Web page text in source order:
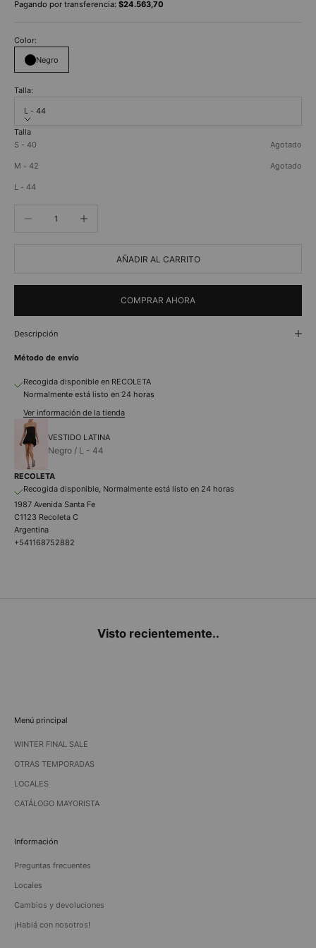
Pagando por transferencia: $24.563,70
Color:
Negro
Talla:
L - 44
Talla
S - 40
Agotado
M - 42 Agotado
L - 44
AÑADIR AL CARRITO
COMPRAR AHORA
Descripción
Método de envío
Recogida disponible en RECOLETA
Normalmente está listo en 24 horas
Ver información de la tienda
VESTIDO LATINA
Negro / L - 44
RECOLETA
Recogida disponible, Normalmente está listo en 24 horas
1987 Avenida Santa Fe
C1123 Recoleta C
Argentina
+541168752882
Visto recientemente..
Menú principal
WINTER FINAL SALE
OTRAS TEMPORADAS
LOCALES
CATÁLOGO MAYORISTA
Información
Preguntas frecuentes
Locales
Cambios y devoluciones
¡Hablá con nosotros!